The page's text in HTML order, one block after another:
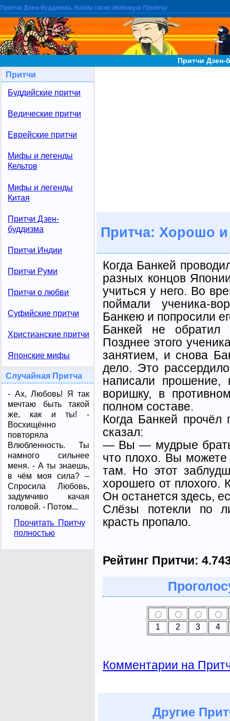
Притчи Дзен-буддизма. Найди свою любимую Притчу
Притчи
Притчи
Буддийские притчи
Ведические притчи
Еврейские притчи
Мифы и легенды
Кельтов
Мифы и легенды
Китая
Притчи Дзен-
буддизма
Притчи Индии
Притчи Руми
Притчи о любви
Суфийские притчи
Христианские притчи
Японские мифы
Случайная Притча
- Ах, Любовь! Я так
мечтаю быть такой
же, как и ты! -
Восхищённо
повторяла
Влюбленность. Ты
намного сильнее
меня. - А ты знаешь,
в чём моя сила? –
Спросила Любовь,
задумчиво качая
головой. - Потом...
Прочитать Притчу
полностью
Притча: Хорошо и
Когда Банкей
разных концов
учиться у него. Во
поймали ученика-
Банкею и попросили
Банкей не обратил
Позднее этого
занятием, и снова
дело. Это
написали прошение,
воришку, в
полном составе.
Когда Банкей
сказал:
— Вы — мудрые
что плохо. Вы можете
там. Но этот
хорошего от плохого.
Он останется здесь,
Слёзы потекли по
красть пропало.
Рейтинг Притчи:
1 2 3 4
Комментарии на
Другие